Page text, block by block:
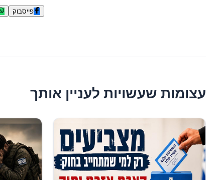
פייסבוק
עצומות שעשויות לעניין אותך